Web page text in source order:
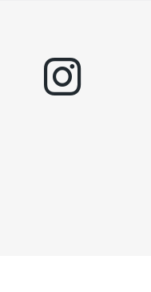
instagram